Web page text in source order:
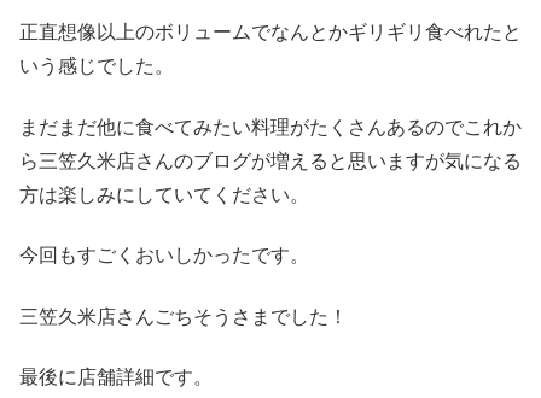
正直想像以上のボリュームでなんとかギリギリ食べれたと
いう感じでした。
まだまだ他に食べてみたい料理がたくさんあるのでこれか
ら三笠久米店さんのブログが増えると思いますが気になる
方は楽しみにしていてください。
今回もすごくおいしかったです。
三笠久米店さんごちそうさまでした！
最後に店舗詳細です。